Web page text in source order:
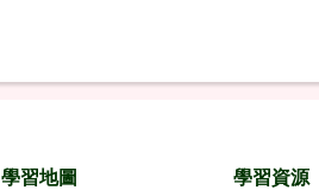
學習地圖 學習資源